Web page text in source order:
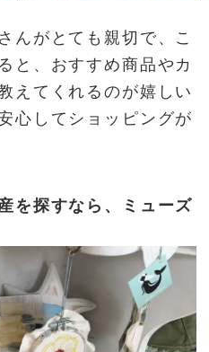
んがとても親切で、こ
と、おすすめ商品やカ
えてくれるのが嬉しい
心してショッピングが
を探すなら、ミューズ